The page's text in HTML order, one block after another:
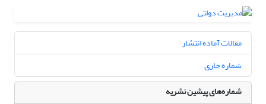
مقالات آماده انتشار
شماره جاری
شماره‌های پیشین نشریه